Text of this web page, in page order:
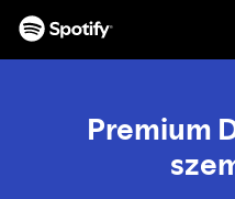
Premium